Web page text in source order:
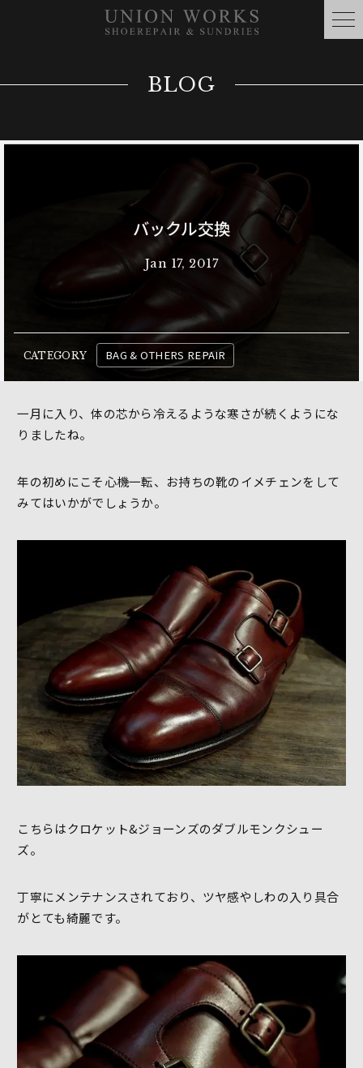
BLOG
バックル交換
Jan 17, 2017
CATEGORY BAG & OTHERS REPAIR
一月に入り、体の芯から冷えるような寒さが続くようにな
りましたね。
年の初めにこそ心機一転、お持ちの靴のイメチェンをして
みてはいかがでしょうか。
こちらはクロケット&ジョーンズのダブルモンクシュー
ズ。
丁寧にメンテナンスされており、ツヤ感やしわの入り具合
がとても綺麗です。